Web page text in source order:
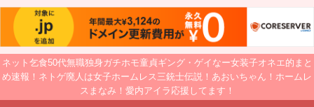
ネット乞食50代無職独身ガチホモ童貞ギング・ゲイなー女装子オネエ的まと
め速報！ネトゲ廃人は女子ホームレス三銃士伝説！あおいちゃん！ホームレ
スまなみ！愛内アイラ応援してます！